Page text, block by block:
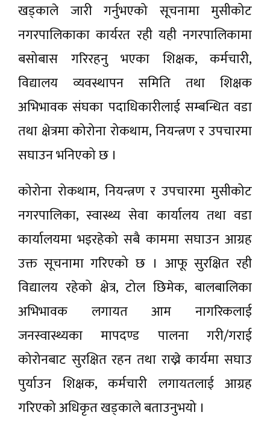
खड्काले जारी गर्नुभएको सूचनामा मुसीकोट
नगरपालिकाका कार्यरत रही यही नगरपालिकामा
बसोबास गरिरहनु भएका शिक्षक, कर्मचारी,
विद्यालय व्यवस्थापन समिति तथा शिक्षक
अभिभावक संघका पदाधिकारीलाई सम्बन्धित वडा
तथा क्षेत्रमा कोरोना रोकथाम, नियन्त्रण र उपचारमा
सघाउन भनिएको छ ।
कोरोना रोकथाम, नियन्त्रण र उपचारमा मुसीकोट
नगरपालिका, स्वास्थ्य सेवा कार्यालय तथा वडा
कार्यालयमा भइरहेको सबै काममा सघाउन आग्रह
उक्त सूचनामा गरिएको छ । आफू सुरक्षित रही
विद्यालय रहेको क्षेत्र, टोल छिमेक, बालबालिका
अभिभावक लगायत आम नागरिकलाई
जनस्वास्थ्यका मापदण्ड पालना गरी/गराई
कोरोनबाट सुरक्षित रहन तथा राख्ने कार्यमा सघाउ
पुर्याउन शिक्षक, कर्मचारी लगायतलाई आग्रह
गरिएको अधिकृत खड्काले बताउनुभयो ।